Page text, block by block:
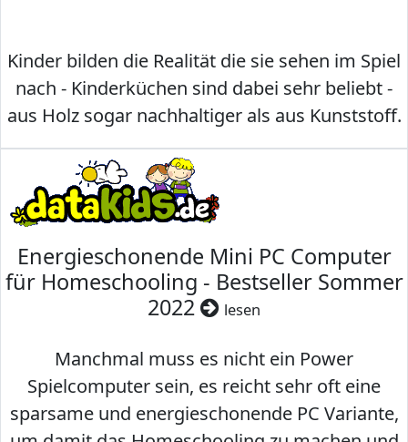
Kinder bilden die Realität die sie sehen im Spiel
nach - Kinderküchen sind dabei sehr beliebt -
aus Holz sogar nachhaltiger als aus Kunststoff.
Energieschonende Mini PC Computer
für Homeschooling - Bestseller Sommer
2022
lesen
Manchmal muss es nicht ein Power
Spielcomputer sein, es reicht sehr oft eine
sparsame und energieschonende PC Variante,